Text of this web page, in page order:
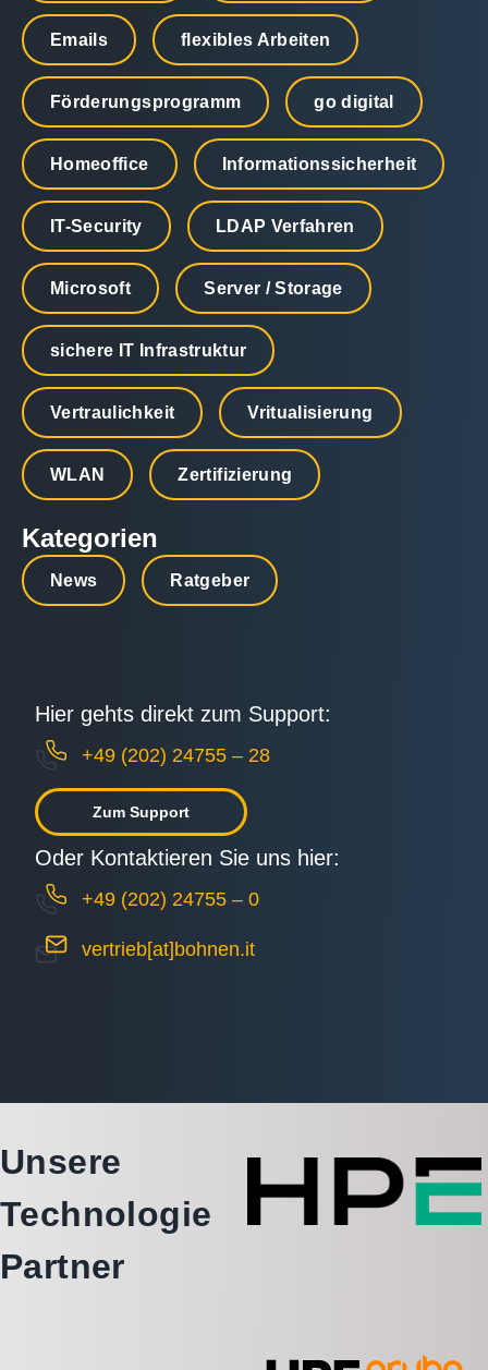
Emails flexibles Arbeiten
Förderungsprogramm go digital
Homeoffice Informationssicherheit
IT-Security LDAP Verfahren
Microsoft Server / Storage
sichere IT Infrastruktur
Vertraulichkeit Vritualisierung
WLAN Zertifizierung
Kategorien
News Ratgeber
Hier gehts direkt zum Support:
+49 (202) 24755 – 28
Zum Support
Oder Kontaktieren Sie uns hier:
+49 (202) 24755 – 0
vertrieb[at]bohnen.it
Unsere
Technologie
Partner